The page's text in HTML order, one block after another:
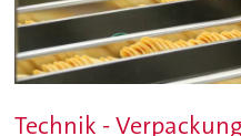
Technik -